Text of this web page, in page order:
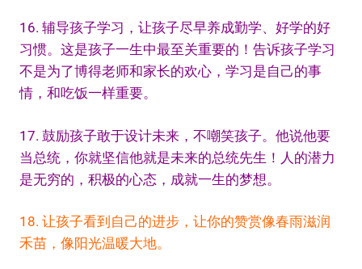
16. 辅导孩子学习，让孩子尽早养成勤学、好学的好
习惯。这是孩子一生中最至关重要的！告诉孩子学习
不是为了博得老师和家长的欢心，学习是自己的事
情，和吃饭一样重要。
17. 鼓励孩子敢于设计未来，不嘲笑孩子。他说他要
当总统，你就坚信他就是未来的总统先生！人的潜力
是无穷的，积极的心态，成就一生的梦想。
18. 让孩子看到自己的进步，让你的赞赏像春雨滋润
禾苗，像阳光温暖大地。